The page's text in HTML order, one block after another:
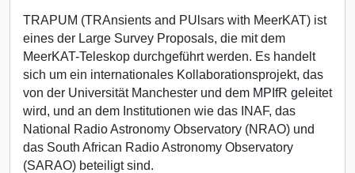
TRAPUM (TRAnsients and PUlsars with MeerKAT) ist
eines der Large Survey Proposals, die mit dem
MeerKAT-Teleskop durchgeführt werden. Es handelt
sich um ein internationales Kollaborationsprojekt, das
von der Universität Manchester und dem MPIfR geleitet
wird, und an dem Institutionen wie das INAF, das
National Radio Astronomy Observatory (NRAO) und
das South African Radio Astronomy Observatory
(SARAO) beteiligt sind.